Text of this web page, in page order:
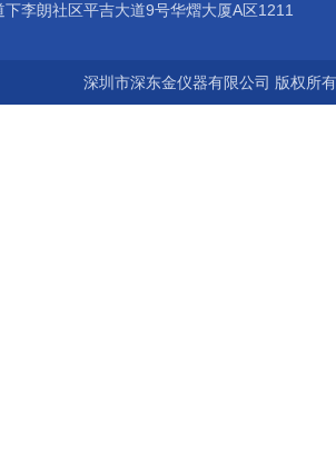
李朗社区平吉大道9号华熠大厦A区1211
深圳市深东金仪器有限公司 版权所